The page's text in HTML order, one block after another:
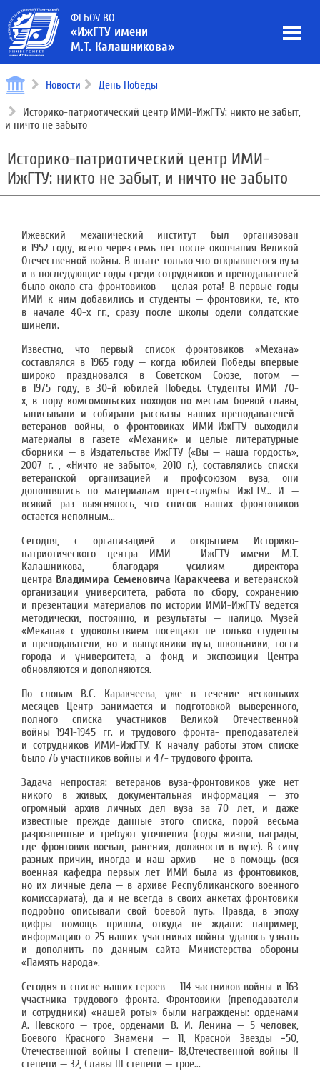
ФГБОУ ВО
«ИжГТУ имени
М.Т. Калашникова»
Новости День Победы
Историко-патриотический центр ИМИ-ИжГТУ: никто не забыт,
и ничто не забыто
Историко-патриотический центр ИМИ-
ИжГТУ: никто не забыт, и ничто не забыто
Ижевский механический институт был организован
в 1952 году, всего через семь лет после окончания Великой
Отечественной войны. В штате только что открывшегося вуза
и в последующие годы среди сотрудников и преподавателей
было около ста фронтовиков — целая рота! В первые годы
ИМИ к ним добавились и студенты — фронтовики, те, кто
в начале 40-х гг., сразу после школы одели солдатские
шинели.
Известно, что первый список фронтовиков «Механа»
составлялся в 1965 году — когда юбилей Победы впервые
широко праздновался в Советском Союзе, потом —
в 1975 году, в 30-й юбилей Победы. Студенты ИМИ 70-
х, в пору комсомольских походов по местам боевой славы,
записывали и собирали рассказы наших преподавателей-
ветеранов войны, о фронтовиках ИМИ-ИжГТУ выходили
материалы в газете «Механик» и целые литературные
сборники — в Издательстве ИжГТУ («Вы — наша гордость»,
2007 г. , «Ничто не забыто», 2010 г.), составлялись списки
ветеранской организацией и профсоюзом вуза, они
дополнялись по материалам пресс-службы ИжГТУ... И —
всякий раз выяснялось, что список наших фронтовиков
остается неполным...
Сегодня, с организацией и открытием Историко-
патриотического центра ИМИ — ИжГТУ имени М.Т.
Калашникова, благодаря усилиям директора
центра Владимира Семеновича Каракчеева и ветеранской
организации университета, работа по сбору, сохранению
и презентации материалов по истории ИМИ-ИжГТУ ведется
методически, постоянно, и результаты — налицо. Музей
«Механа» с удовольствием посещают не только студенты
и преподаватели, но и выпускники вуза, школьники, гости
города и университета, а фонд и экспозиции Центра
обновляются и дополняются.
По словам В.С. Каракчеева, уже в течение нескольких
месяцев Центр занимается и подготовкой выверенного,
полного списка участников Великой Отечественной
войны 1941-1945 гг. и трудового фронта- преподавателей
и сотрудников ИМИ-ИжГТУ. К началу работы этом списке
было 76 участников войны и 47- трудового фронта.
Задача непростая: ветеранов вуза-фронтовиков уже нет
никого в живых, документальная информация — это
огромный архив личных дел вуза за 70 лет, и даже
известные прежде данные этого списка, порой весьма
разрозненные и требуют уточнения (годы жизни, награды,
где фронтовик воевал, ранения, должности в вузе). В силу
разных причин, иногда и наш архив — не в помощь (вся
военная кафедра первых лет ИМИ была из фронтовиков,
но их личные дела — в архиве Республиканского военного
комиссариата), да и не всегда в своих анкетах фронтовики
подробно описывали свой боевой путь. Правда, в эпоху
цифры помощь пришла, откуда не ждали: например,
информацию о 25 наших участниках войны удалось узнать
и дополнить по данным сайта Министерства обороны
«Память народа».
Сегодня в списке наших героев — 114 частников войны и 163
участника трудового фронта. Фронтовики (преподаватели
и сотрудники) «нашей роты» были награждены: орденами
А. Невского — трое, орденами В. И. Ленина — 5 человек,
Боевого Красного Знамени — 11, Красной Звезды −50,
Отечественной войны I степени- 18,Отечественной войны II
cтепени — 32, Славы III степени — трое...